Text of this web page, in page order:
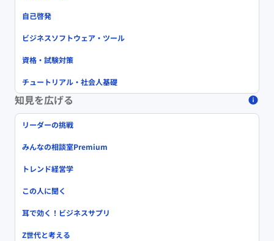
自己啓発
ビジネスソフトウェア・ツール
資格・試験対策
チュートリアル・社会人基礎
知見を広げる
リーダーの挑戦
みんなの相談室Premium
トレンド経営学
この人に聞く
耳で効く！ビジネスサプリ
Z世代と考える